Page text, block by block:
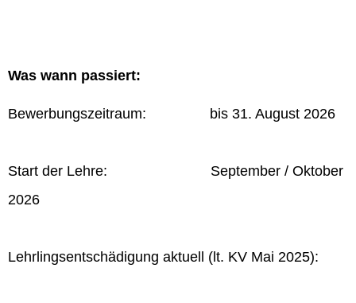
Was wann passiert:
Bewerbungszeitraum: bis 31. August 2026
Start der Lehre: September / Oktober
2026
Lehrlingsentschädigung aktuell (lt. KV Mai 2025):